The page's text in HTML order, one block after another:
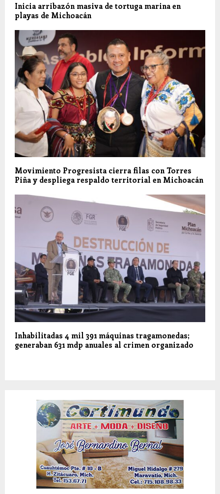
Inicia arribazón masiva de tortuga marina en
playas de Michoacán
Movimiento Progresista cierra filas con Torres
Piña y despliega respaldo territorial en Michoacán
Inhabilitadas 4 mil 391 máquinas tragamonedas;
generaban 631 mdp anuales al crimen organizado